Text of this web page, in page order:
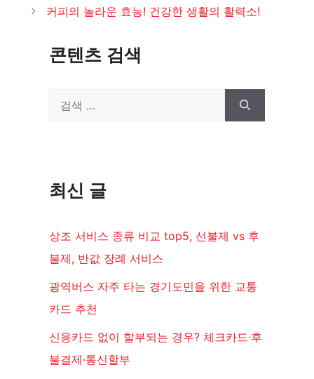
리
커피의 놀라운 효능! 건강한 생활의 활력소!
콘텐츠 검색
최신 글
상조 서비스 종류 비교 top5, 선불제 vs 후
불제, 반값 장례 서비스
광역버스 자주 타는 경기도민을 위한 교통
카드 추천
신용카드 없이 할부되는 경우? 체크카드·후
불결제·통신할부